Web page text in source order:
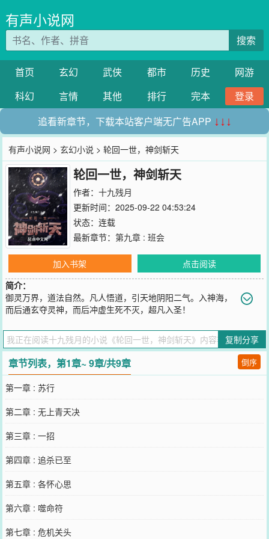
有声小说网
搜索
首页 玄幻 武侠 都市 历史
网游
科幻
言情 其他 排行 完本
登录
追看新章节，下载本站客户端无广告APP ↓↓↓
有声小说网 >玄幻小说 > 轮回一世，神剑斩天
轮回一世，神剑斩天
作者： 十九残月
更新时间：2025-09-22 04:53:24
状态：连载
最新章节： 第九章 : 班会
加入书架
点击阅读
简介：
御灵万界，道法自然。凡人悟道，引天地阴阳二气。入神海，
而后通玄夺灵神，而后冲虚生死不灭，超凡入圣！
和微博微信里的朋友推荐哦！
复制分享
章节列表，第1章~ 9章/共9章 倒序
第一章 : 苏行
第二章 : 无上青天决
第三章 : 一招
第四章 : 追杀已至
第五章 : 各怀心思
第六章 : 噬命符
第七章 : 危机关头